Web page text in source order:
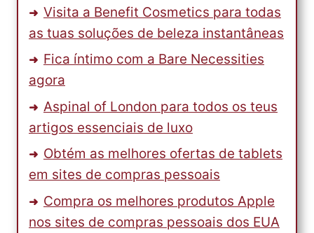
Visita a Benefit Cosmetics para todas
as tuas soluções de beleza instantâneas
Fica íntimo com a Bare Necessities
agora
Aspinal of London para todos os teus
artigos essenciais de luxo
Obtém as melhores ofertas de tablets
em sites de compras pessoais
Compra os melhores produtos Apple
nos sites de compras pessoais dos EUA